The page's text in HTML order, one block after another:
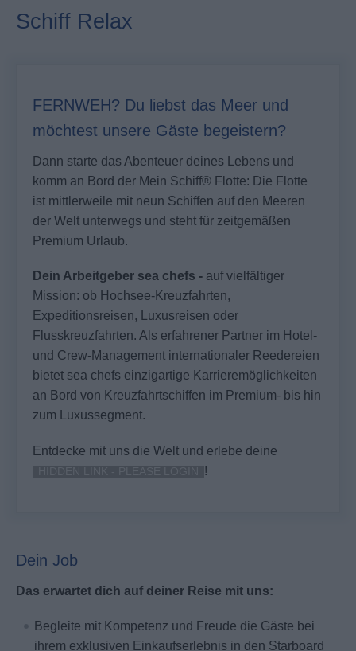
Schiff Relax
FERNWEH? Du liebst das Meer und
möchtest unsere Gäste begeistern?
Dann starte das Abenteuer deines Lebens und
komm an Bord der Mein Schiff® Flotte: Die Flotte
ist mittlerweile mit neun Schiffen auf den Meeren
der Welt unterwegs und steht für zeitgemäßen
Premium Urlaub.
Dein Arbeitgeber sea chefs - auf vielfältiger
Mission: ob Hochsee-Kreuzfahrten,
Expeditionsreisen, Luxusreisen oder
Flusskreuzfahrten. Als erfahrener Partner im Hotel-
und Crew-Management internationaler Reedereien
bietet sea chefs einzigartige Karrieremöglichkeiten
an Bord von Kreuzfahrtschiffen im Premium- bis hin
zum Luxussegment.
Entdecke mit uns die Welt und erlebe deine
!
Dein Job
Das erwartet dich auf deiner Reise mit uns:
Begleite mit Kompetenz und Freude die Gäste bei
ihrem exklusiven Einkaufserlebnis in den Starboard